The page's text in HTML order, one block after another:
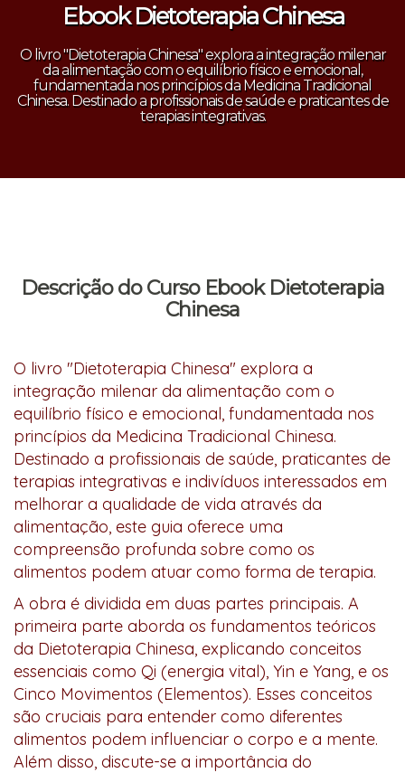
Ebook Dietoterapia Chinesa
O livro "Dietoterapia Chinesa" explora a integração milenar
da alimentação com o equilíbrio físico e emocional,
fundamentada nos princípios da Medicina Tradicional
Chinesa. Destinado a profissionais de saúde e praticantes de
terapias integrativas.
Descrição do Curso Ebook Dietoterapia
Chinesa
O livro "Dietoterapia Chinesa" explora a
integração milenar da alimentação com o
equilíbrio físico e emocional, fundamentada nos
princípios da Medicina Tradicional Chinesa.
Destinado a profissionais de saúde, praticantes de
terapias integrativas e indivíduos interessados em
melhorar a qualidade de vida através da
alimentação, este guia oferece uma
compreensão profunda sobre como os
alimentos podem atuar como forma de terapia.
A obra é dividida em duas partes principais. A
primeira parte aborda os fundamentos teóricos
da Dietoterapia Chinesa, explicando conceitos
essenciais como Qi (energia vital), Yin e Yang, e os
Cinco Movimentos (Elementos). Esses conceitos
são cruciais para entender como diferentes
alimentos podem influenciar o corpo e a mente.
Além disso, discute-se a importância do